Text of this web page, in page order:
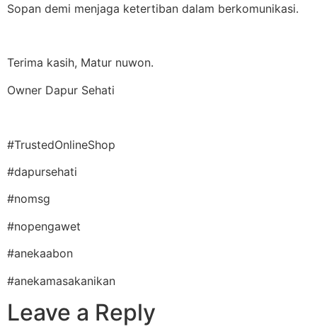
Sopan demi menjaga ketertiban dalam berkomunikasi.
Terima kasih, Matur nuwon.
Owner Dapur Sehati
#TrustedOnlineShop
#dapursehati
#nomsg
#nopengawet
#anekaabon
#anekamasakanikan
Leave a Reply